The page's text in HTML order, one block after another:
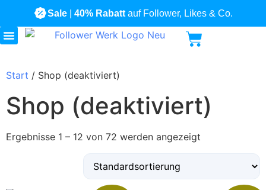
Sale 40% Rabatt auf Follower, Likes & Co.
Start / Shop (deaktiviert)
Shop (deaktiviert)
Ergebnisse 1 – 12 von 72 werden angezeigt